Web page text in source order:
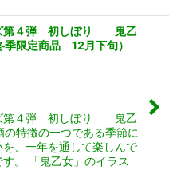
第４弾 初しぼり 鬼乙
定商品 12月下旬）
第４弾 初しぼり 鬼乙
特徴の一つである季節に
、一年を通して楽しんで
。 「鬼乙女」のイラス